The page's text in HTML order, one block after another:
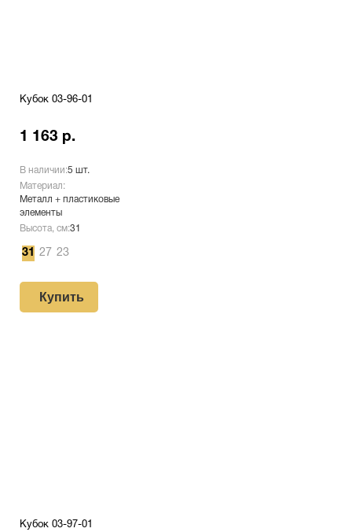
Кубок 03-96-01
1 163 р.
В наличии:5 шт.
Материал:
Металл + пластиковые
элементы
Высота, см:31
31 27 23
Купить
Кубок 03-97-01